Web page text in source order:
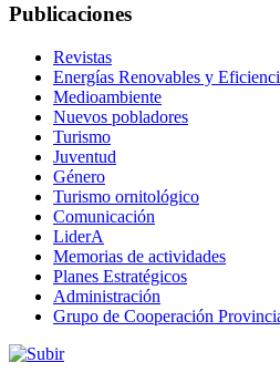
Publicaciones
Revistas
Energías Renovables y
Medioambiente
Nuevos pobladores
Turismo
Juventud
Género
Turismo ornitológico
Comunicación
LiderA
Memorias de actividades
Planes Estratégicos
Administración
Grupo de Cooperación